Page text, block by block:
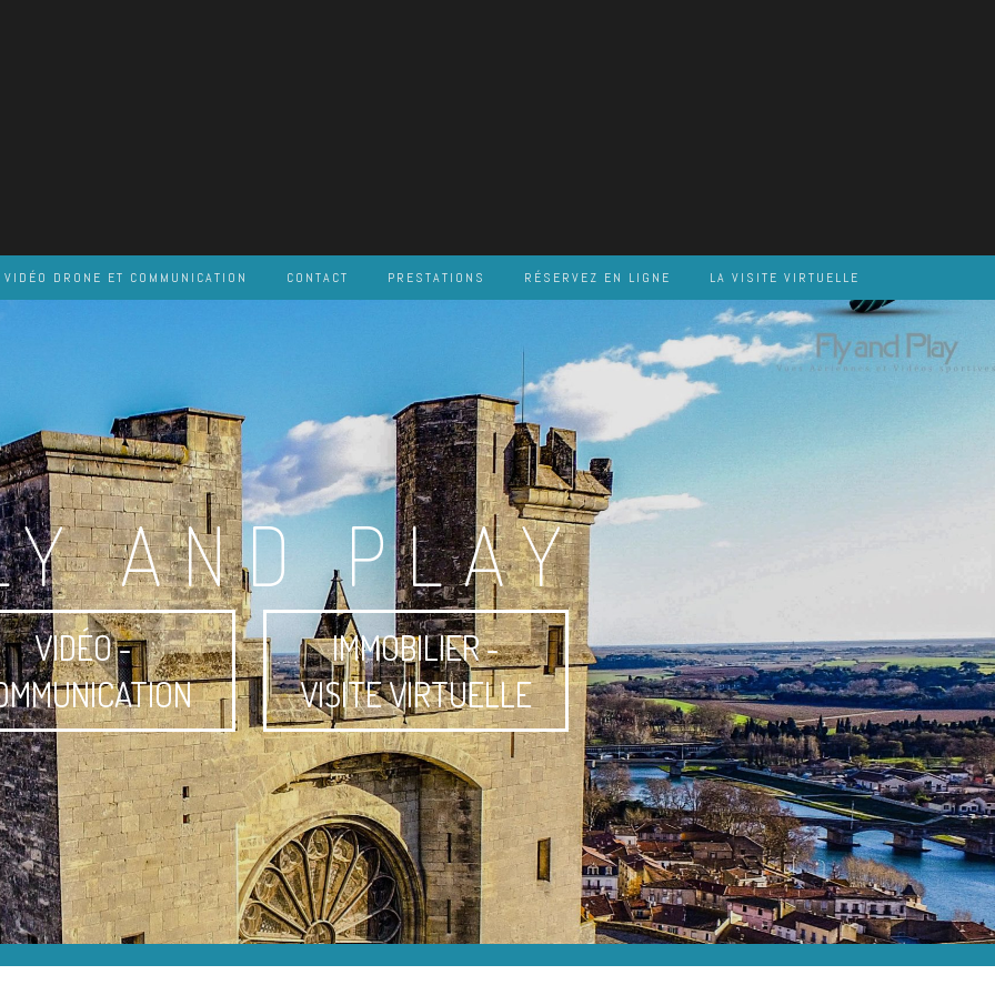
VIDÉO DRONE ET COMMUNICATION CONTACT PRESTATIONS RÉSERVEZ EN LIGNE LA VISITE VIRTUELLE
AND PLAY
VIDÉO -
IMMOBILIER -
VISITE VIRTUELLE